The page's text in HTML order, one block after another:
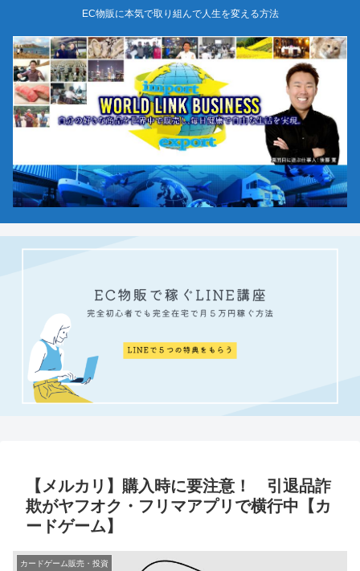
EC物販に本気で取り組んで人生を変える方法
【メルカリ】購入時に要注意！ 引退品詐
欺がヤフオク・フリマアプリで横行中【カ
ードゲーム】
カードゲーム販売・投資